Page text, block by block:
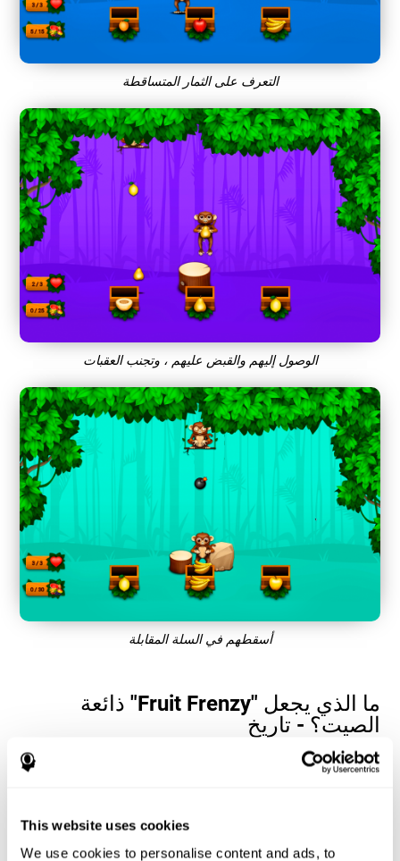
This website uses cookies
We use cookies to personalise content and ads, to
التعرف على الثمار المتساقطة
الوصول إليهم والقبض عليهم ، وتجنب العقبات
أسقطهم في السلة المقابلة
ما الذي يجعل "Fruit Frenzy" ذائعة
الصيت؟ - تاريخ
Frenzy" ، المستخدمين على إدارة مواردهم المعرفية لتحسين أدائهم. هذا
كيف تعمل لعبة "Fruit Frenzy" الذهنية